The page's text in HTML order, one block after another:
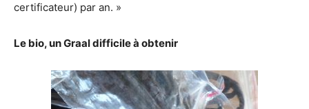
certificateur) par an. »
Le bio, un Graal difficile à obtenir